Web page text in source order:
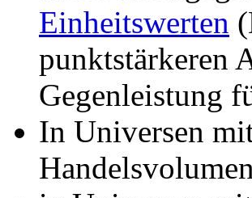
Einheitswerten
punktstärkeren
Gegenleistung
In Universen